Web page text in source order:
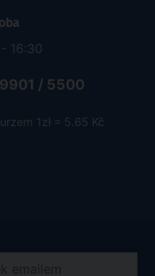
16:30
/ 5500
1zł = 5.65 Kč